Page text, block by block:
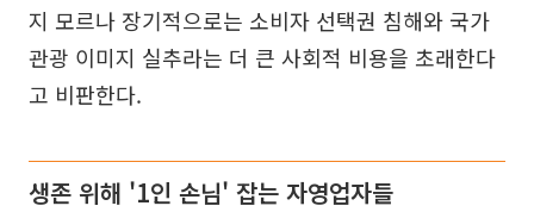
지 모르나 장기적으로는 소비자 선택권 침해와 국가
관광 이미지 실추라는 더 큰 사회적 비용을 초래한다
고 비판한다.
생존 위해 '1인 손님' 잡는 자영업자들